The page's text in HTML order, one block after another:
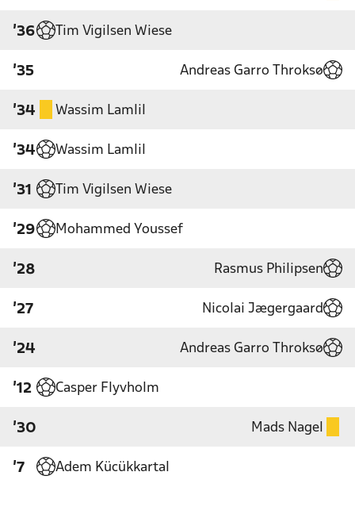
'36 Tim Vigilsen Wiese
'35 Andreas Garro Throksø
'34 Wassim Lamlil
'34 Wassim Lamlil
'31 Tim Vigilsen Wiese
'29 Mohammed Youssef
'28 Rasmus Philipsen
'27 Nicolai Jægergaard
'24 Andreas Garro Throksø
'12 Casper Flyvholm
'30 Mads Nagel
'7 Adem Kücükkartal